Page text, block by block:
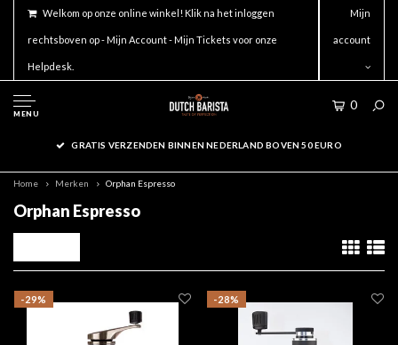
Welkom op onze online winkel! Klik na het inloggen
rechtsboven op - Mijn Account - Mijn Tickets voor onze
Helpdesk.
Mijn
account
MENU
0
GRATIS VERZENDEN BINNEN NEDERLAND BOVEN 50 EURO
Home Merken Orphan Espresso
Orphan Espresso
-29% -28%